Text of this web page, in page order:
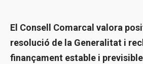
El Consell Comarcal valora
resolució de la Generalitat i
finançament estable i